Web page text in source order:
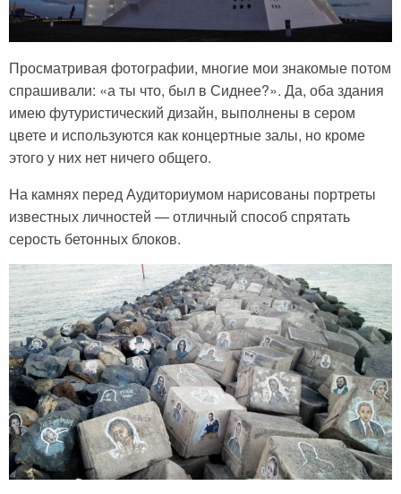
Просматривая фотографии, многие мои знакомые потом
спрашивали: «а ты что, был в Сиднее?». Да, оба здания
имею футуристический дизайн, выполнены в сером
цвете и используются как концертные залы, но кроме
этого у них нет ничего общего.
На камнях перед Аудиториумом нарисованы портреты
известных личностей — отличный способ спрятать
серость бетонных блоков.